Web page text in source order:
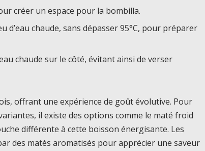
créer un espace pour la bombilla.
d’eau chaude, sans dépasser 95°C, pour préparer
chaude sur le côté, évitant ainsi de verser
offrant une expérience de goût évolutive. Pour
il existe des options comme le maté froid
différente à cette boisson énergisante. Les
des matés aromatisés pour apprécier une saveur